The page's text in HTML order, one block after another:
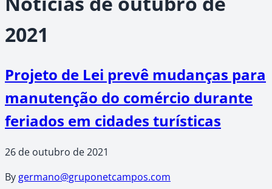
2021
Projeto de Lei prevê mudanças para
manutenção do comércio durante
feriados em cidades turísticas
26 de outubro de 2021
By germano@gruponetcampos.com